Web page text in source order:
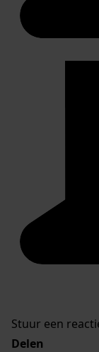
Stuur een
Delen